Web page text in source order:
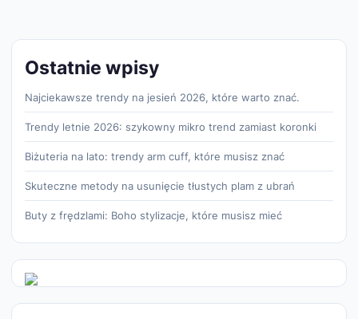
Ostatnie wpisy
Najciekawsze trendy na jesień 2026, które warto znać.
Trendy letnie 2026: szykowny mikro trend zamiast koronki
Biżuteria na lato: trendy arm cuff, które musisz znać
Skuteczne metody na usunięcie tłustych plam z ubrań
Buty z frędzlami: Boho stylizacje, które musisz mieć